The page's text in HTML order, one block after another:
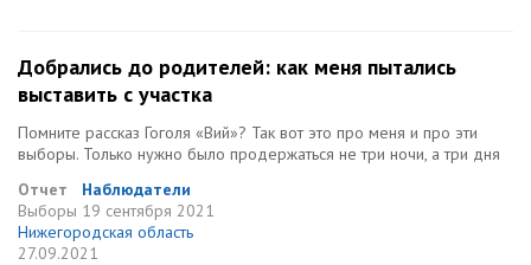
Добрались до родителей: как меня пытались
выставить с участка
Помните рассказ Гоголя «Вий»? Так вот это про меня и про эти
выборы. Только нужно было продержаться не три ночи, а три дня
Отчет
Наблюдатели
Выборы 19 сентября 2021
Нижегородская область
27.09.2021